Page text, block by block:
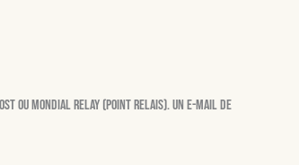
ou Mondial Relay (Point Relais). Un e-mail de